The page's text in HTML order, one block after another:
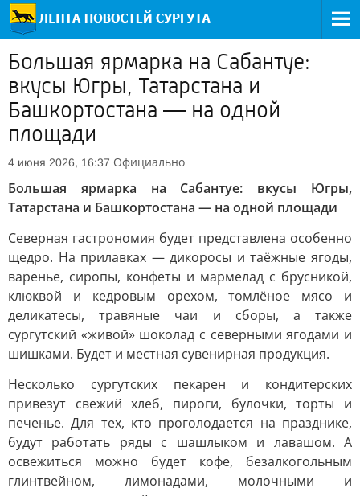
Большая ярмарка на Сабантуе:
вкусы Югры, Татарстана и
Башкортостана — на одной
площади
4 июня 2026, 16:37 Официально
Большая ярмарка на Сабантуе: вкусы Югры,
Татарстана и Башкортостана — на одной площади
Северная гастрономия будет представлена особенно
щедро. На прилавках — дикоросы и таёжные ягоды,
варенье, сиропы, конфеты и мармелад с брусникой,
клюквой и кедровым орехом, томлёное мясо и
деликатесы, травяные чаи и сборы, а также
сургутский «живой» шоколад с северными ягодами и
шишками. Будет и местная сувенирная продукция.
Несколько сургутских пекарен и кондитерских
привезут свежий хлеб, пироги, булочки, торты и
печенье. Для тех, кто проголодается на празднике,
будут работать ряды с шашлыком и лавашом. А
освежиться можно будет кофе, безалкогольным
глинтвейном, лимонадами, молочными и